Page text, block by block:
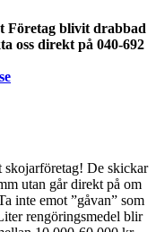
Företag blivit drabbad
oss direkt på 040-692
skojarföretag! De skickar
utan går direkt på om
inte emot ”gåvan” som
rengöringsmedel blir